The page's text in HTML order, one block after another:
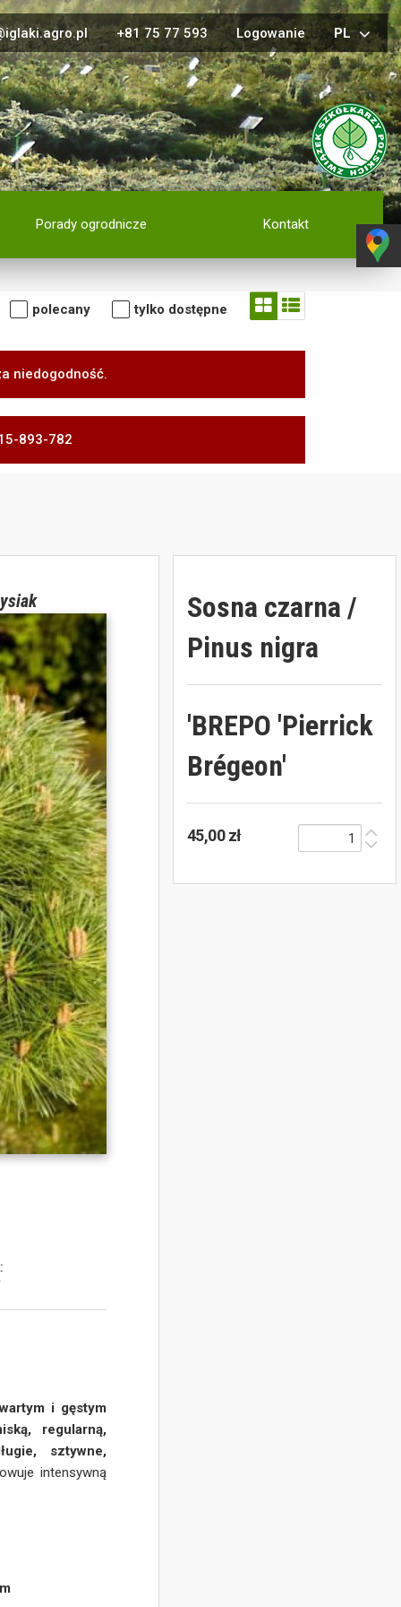
+81 75 77 593 Logowanie PL
Porady ogrodnicze Kontakt
polecany tylko dostępne
niedogodność.
893-782
i gęstym
regularną,
sztywne,
intensywną
Sosna czarna /
Pinus nigra
'BREPO 'Pierrick
Brégeon'
45,00 zł